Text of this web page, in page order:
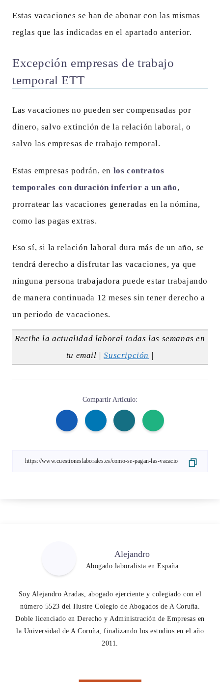
Estas vacaciones se han de abonar con las mismas
reglas que las indicadas en el apartado anterior.
Excepción empresas de trabajo
temporal ETT
Las vacaciones no pueden ser compensadas por
dinero, salvo extinción de la relación laboral, o
salvo las empresas de trabajo temporal.
Estas empresas podrán, en los contratos
temporales con duración inferior a un año,
prorratear las vacaciones generadas en la nómina,
como las pagas extras.
Eso sí, si la relación laboral dura más de un año, se
tendrá derecho a disfrutar las vacaciones, ya que
ninguna persona trabajadora puede estar trabajando
de manera continuada 12 meses sin tener derecho a
un periodo de vacaciones.
Recibe la actualidad laboral todas las semanas en
tu email |Suscripción
Compartir Artículo:
Alejandro
Abogado laboralista en España
Soy Alejandro Aradas, abogado ejerciente y colegiado con el
número 5523 del Ilustre Colegio de Abogados de A Coruña.
Doble licenciado en Derecho y Administración de Empresas en
la Universidad de A Coruña, finalizando los estudios en el año
2011.